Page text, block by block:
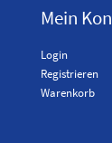
Mein
Login
Registrieren
Warenkorb